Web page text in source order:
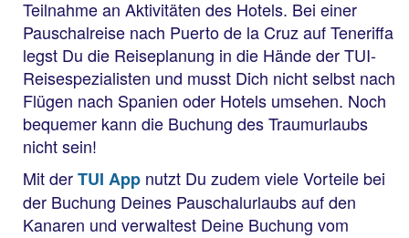
Teilnahme an Aktivitäten des Hotels. Bei einer
Pauschalreise nach Puerto de la Cruz auf Teneriffa
legst Du die Reiseplanung in die Hände der TUI-
Reisespezialisten und musst Dich nicht selbst nach
Flügen nach Spanien oder Hotels umsehen. Noch
bequemer kann die Buchung des Traumurlaubs
nicht sein!
Mit derTUI App nutzt Du zudem viele Vorteile bei
der Buchung Deines Pauschalurlaubs auf den
Kanaren und verwaltest Deine Buchung vom